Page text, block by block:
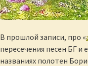
В прошлой записи, про «
пересечения песен БГ и
названиях полотен